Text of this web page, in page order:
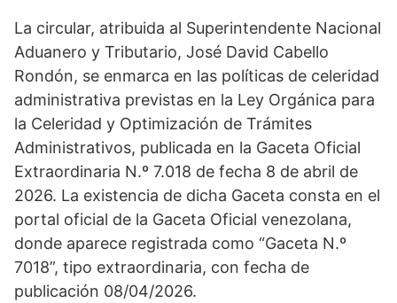
La circular, atribuida al Superintendente Nacional
Aduanero y Tributario, José David Cabello
Rondón, se enmarca en las políticas de celeridad
administrativa previstas en la Ley Orgánica para
la Celeridad y Optimización de Trámites
Administrativos, publicada en la Gaceta Oficial
Extraordinaria N.º 7.018 de fecha 8 de abril de
2026. La existencia de dicha Gaceta consta en el
portal oficial de la Gaceta Oficial venezolana,
donde aparece registrada como “Gaceta N.º
7018”, tipo extraordinaria, con fecha de
publicación 08/04/2026.